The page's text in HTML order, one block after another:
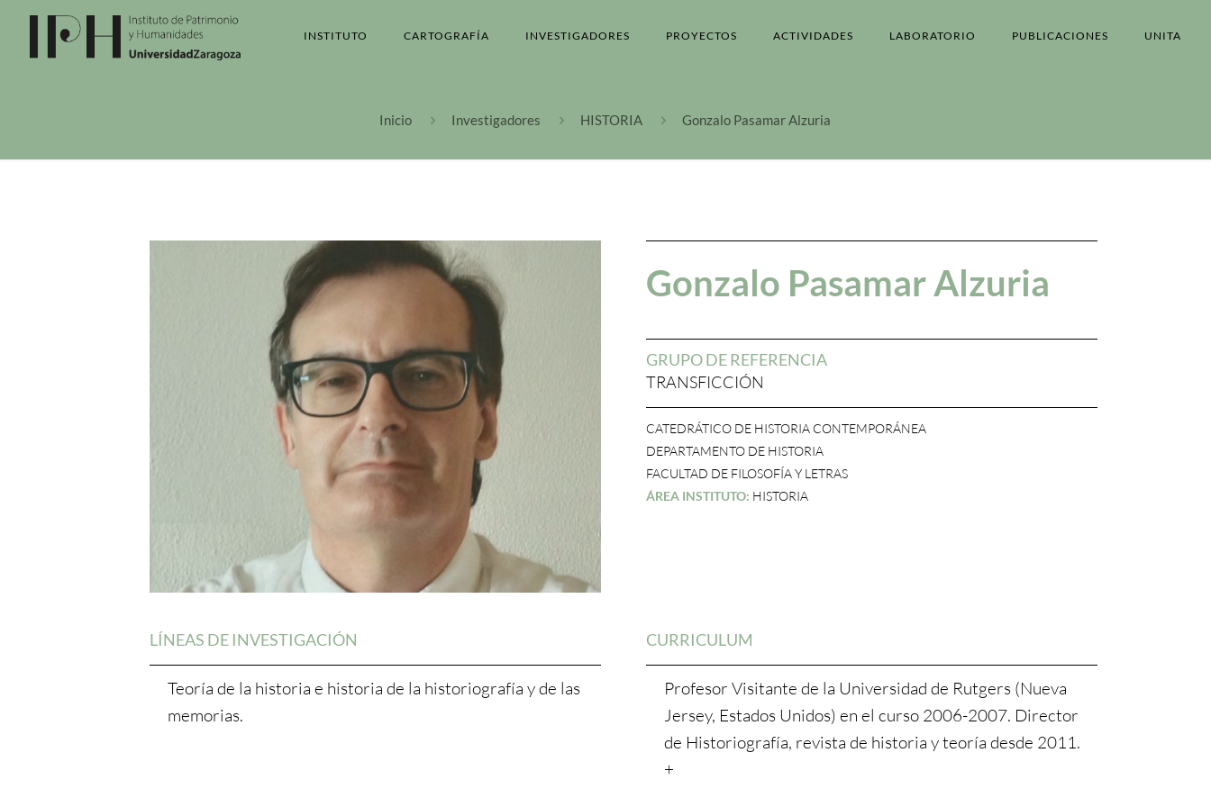
INSTITUTO CARTOGRAFÍA INVESTIGADORES PROYECTOS ACTIVIDADES LABORATORIO PUBLICACIONES UNITA
Inicio Investigadores HISTORIA Gonzalo Pasamar Alzuria
Gonzalo Pasamar Alzuria
GRUPO DE REFERENCIA
TRANSFICCIÓN
CATEDRÁTICO DE HISTORIA CONTEMPORÁNEA
DEPARTAMENTO DE HISTORIA
FACULTAD DE FILOSOFÍA Y LETRAS
ÁREA INSTITUTO: HISTORIA
LÍNEAS DE INVESTIGACIÓN
Teoría de la historia e historia de la historiografía y de las
memorias.
CURRICULUM
Profesor Visitante de la Universidad de Rutgers (Nueva
Jersey, Estados Unidos) en el curso 2006-2007. Director
de Historiografía, revista de historia y teoría desde 2011.
+